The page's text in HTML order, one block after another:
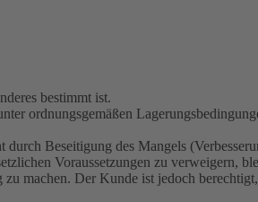
bestimmt ist.
ordnungsgemäßen
Beseitigung des Mangels
Voraussetzungen zu verweigern,
machen. Der Kunde ist jedoch